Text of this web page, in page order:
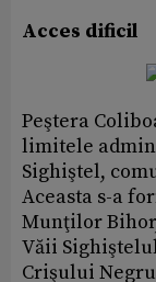
Acces dificil
Peştera
limitele
Sighiştel,
Aceasta s-a
Munţilor
Văii
Crişului